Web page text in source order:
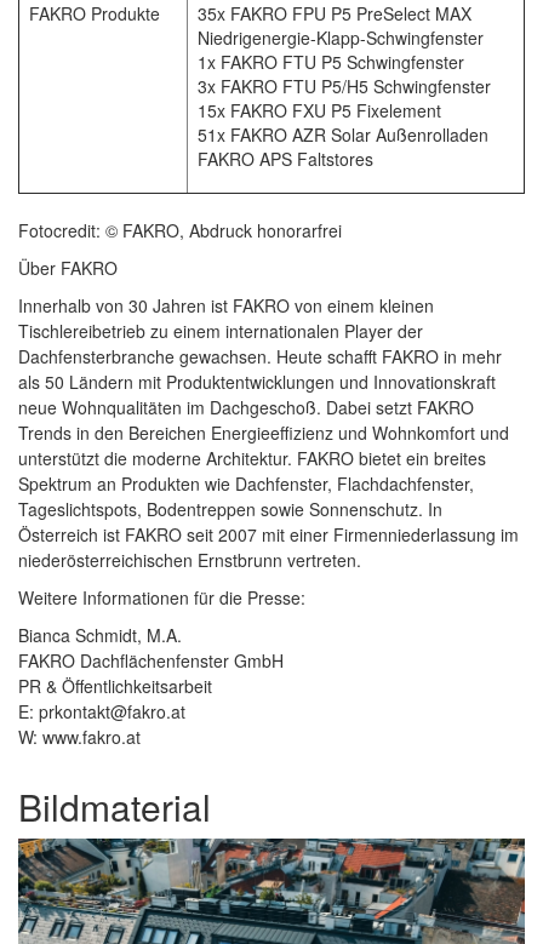
FAKRO Produkte
35x FAKRO FPU P5 PreSelect MAX
Niedrigenergie-Klapp-Schwingfenster
1x FAKRO FTU P5 Schwingfenster
3x FAKRO FTU P5/H5 Schwingfenster
15x FAKRO FXU P5 Fixelement
51x FAKRO AZR Solar Außenrolladen
FAKRO APS Faltstores
Fotocredit: © FAKRO, Abdruck honorarfrei
Über FAKRO
Innerhalb von 30 Jahren ist FAKRO von einem kleinen
Tischlereibetrieb zu einem internationalen Player der
Dachfensterbranche gewachsen. Heute schafft FAKRO in mehr
als 50 Ländern mit Produktentwicklungen und Innovationskraft
neue Wohnqualitäten im Dachgeschoß. Dabei setzt FAKRO
Trends in den Bereichen Energieeffizienz und Wohnkomfort und
unterstützt die moderne Architektur. FAKRO bietet ein breites
Spektrum an Produkten wie Dachfenster, Flachdachfenster,
Tageslichtspots, Bodentreppen sowie Sonnenschutz. In
Österreich ist FAKRO seit 2007 mit einer Firmenniederlassung im
niederösterreichischen Ernstbrunn vertreten.
Weitere Informationen für die Presse:
Bianca Schmidt, M.A.
FAKRO Dachflächenfenster GmbH
PR & Öffentlichkeitsarbeit
E: prkontakt@fakro.at
W: www.fakro.at
Bildmaterial